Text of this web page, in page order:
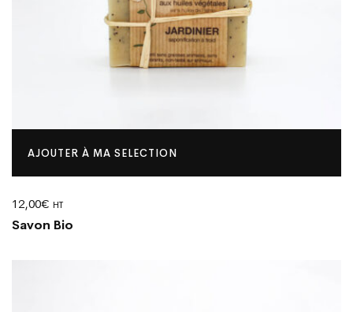
AJOUTER À MA SELECTION
12,00€ HT
Savon Bio